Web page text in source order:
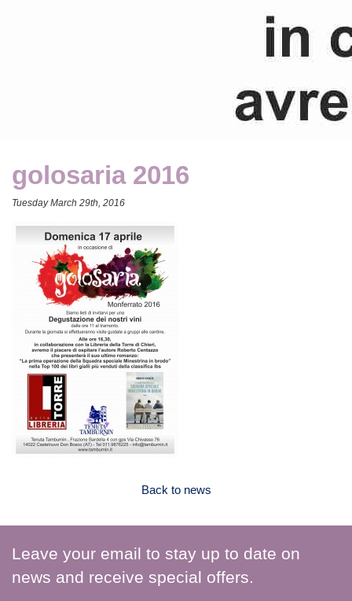
golosaria 2016
Tuesday March 29th, 2016
Back to news
Leave your email to stay up to date on
news and receive special offers.